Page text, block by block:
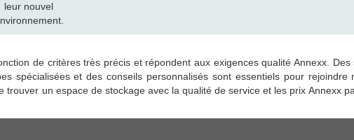
leur nouvel
de critères très précis et répondent aux exigences qualité Annexx.
spécialisées et des conseils personnalisés sont essentiels pour rejoindre
trouver un espace de stockage avec la qualité de service et les prix Annexx